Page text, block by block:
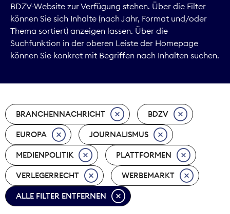
Digitales
Kommunikation
Marktdaten
Nachhaltigkeit
Nachwuchs
Nova Award
Pressefreiheit
BDZV-Website zur Verfügung stehen. Über die Filter
können Sie sich Inhalte (nach Jahr, Format und/oder
Thema sortiert) anzeigen lassen. Über die
Suchfunktion in der oberen Leiste der Homepage
können Sie konkret mit Begriffen nach Inhalten suchen.
BRANCHENNACHRICHT BDZV
EUROPA JOURNALISMUS
MEDIENPOLITIK PLATTFORMEN
VERLEGERRECHT WERBEMARKT
ALLE FILTER ENTFERNEN